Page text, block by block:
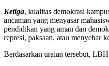
Ketiga, kualitas demokrasi
ancaman yang menyasar
pendidikan yang aman dan
represi, paksaan, atau menyebar
Berdasarkan uraian tersebut, LBH